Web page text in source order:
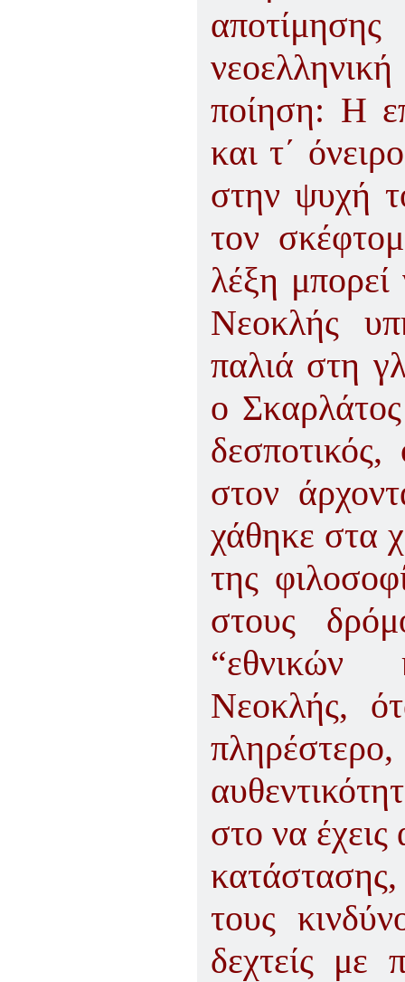
ποίηση: Η
και τ΄
στην ψυχή
τον
λέξη
Νεοκλής
παλιά στη
ο
στον
χάθηκε στα
της
στους
“εθνικών
Νεοκλής,
στο να
τους
δεχτείς με